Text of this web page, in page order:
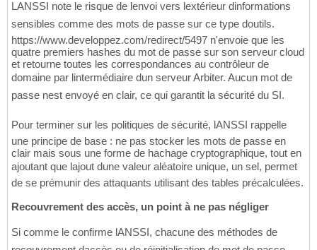
LANSSI note le risque de lenvoi vers lextérieur dinformations
sensibles comme des mots de passe sur ce type doutils.
https://www.developpez.com/redirect/5497 n'envoie que les
quatre premiers hashes du mot de passe sur son serveur cloud
et retourne toutes les correspondances au contrôleur de
domaine par lintermédiaire dun serveur Arbiter. Aucun mot de
passe nest envoyé en clair, ce qui garantit la sécurité du SI.
Pour terminer sur les politiques de sécurité, lANSSI rappelle
une principe de base : ne pas stocker les mots de passe en
clair mais sous une forme de hachage cryptographique, tout en
ajoutant que lajout dune valeur aléatoire unique, un sel, permet
de se prémunir des attaquants utilisant des tables précalculées.
Recouvrement des accès, un point à ne pas négliger
Si comme le confirme lANSSI, chacune des méthodes de